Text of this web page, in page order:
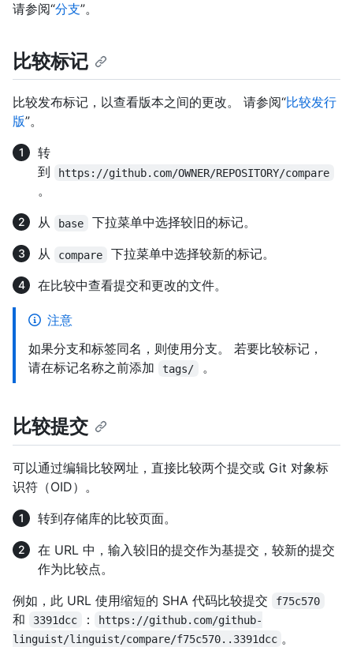
请参阅“分支”。
比较标记
比较发布标记，以查看版本之间的更改。 请参阅“比较发行
版”。
转
到
https://github.com/OWNER/REPOSITORY/compare
。
从
base
下拉菜单中选择较旧的标记。
从
compare
下拉菜单中选择较新的标记。
在比较中查看提交和更改的文件。
注意
如果分支和标签同名，则使用分支。 若要比较标记，
请在标记名称之前添加
tags/ 。
比较提交
可以通过编辑比较网址，直接比较两个提交或 Git 对象标
识符（OID）。
转到存储库的比较页面。
在 URL 中，输入较旧的提交作为基提交，较新的提交
作为比较点。
例如，此 URL 使用缩短的 SHA 代码比较提交
f75c570
和 3391dcc ：
https://github.com/github-
linguist/linguist/compare/f75c570..3391dcc 。